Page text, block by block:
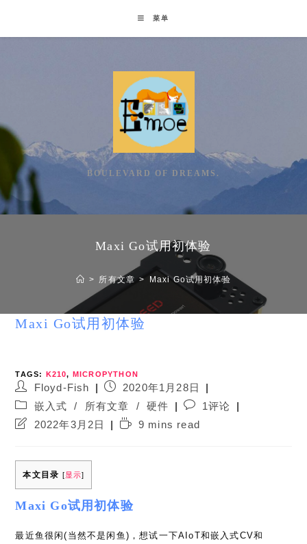
content
菜单
BOULEVARD OF DREAMS.
Maxi Go试用初体验
> 所有文章 > Maxi Go试用初体验
Maxi Go试用初体验
TAGS: K210, MICROPYTHON
Post
author:
Floyd-Fish
Post
published:
2020年1月28日
Post
category:
嵌入式 / 所有文章 / 硬件
Post
comments:
1评论
Post2022年3月2日
Reading9 mins read
本文目录 [显示]
Maxi Go试用初体验
最近鱼很闲(当然不是闲鱼)，想试一下AIoT和嵌入式CV和